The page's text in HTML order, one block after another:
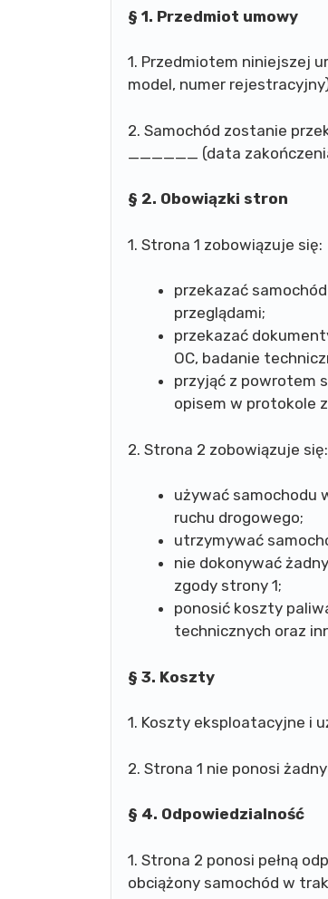
§ 1. Przedmiot umowy
1. Przedmiotem niniejszej
model, numer
2. Samochód zostanie
______ (data
§ 2. Obowiązki stron
1. Strona 1 zobowiązuje się:
przekazać
przeglądami;
przekazać
OC, badanie
przyjąć z powrotem
opisem w protokole
2. Strona 2 zobowiązuje się:
używać samochodu
ruchu drogowego;
utrzymywać
nie dokonywać
zgody strony 1;
ponosić koszty
technicznych oraz
§ 3. Koszty
1. Koszty eksploatacyjne i
2. Strona 1 nie ponosi
§ 4. Odpowiedzialność
1. Strona 2 ponosi pełną
obciążony samochód w